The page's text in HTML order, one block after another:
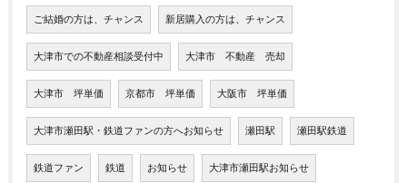
ご結婚の方は、チャンス 新居購入の方は、チャンス
大津市での不動産相談受付中 大津市 不動産 売却
大津市 坪単価 京都市 坪単価 大阪市 坪単価
大津市瀬田駅・鉄道ファンの方へお知らせ 瀬田駅 瀬田駅鉄道
鉄道ファン 鉄道 お知らせ 大津市瀬田駅お知らせ